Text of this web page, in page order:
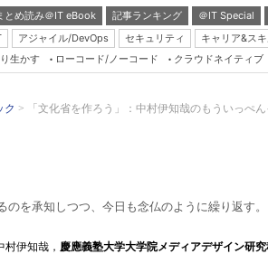
とめ読み＠IT eBook 記事ランキング ＠IT Special
アジャイル/DevOps セキュリティ キャリア&ス
生かす ローコード/ノーコード クラウドネイティブ
ク 「文化省を作ろう」：中村伊知哉のもういっぺん
のを承知しつつ、今日も念仏のように繰り返す
村伊知哉， 慶應義塾大学大学院メディアデザイン研